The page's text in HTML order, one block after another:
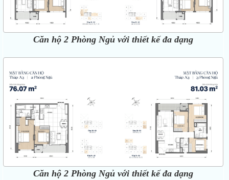
Căn hộ 2 Phòng Ngủ với thiết kế đa dạng
Căn hộ 2 Phòng Ngủ với thiết kế đa dạng